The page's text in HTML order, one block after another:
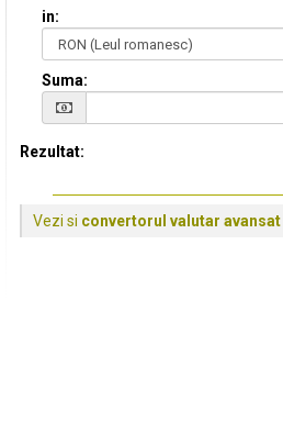
in:
Suma:
Rezultat:
Vezi si convertorul valutar avansat